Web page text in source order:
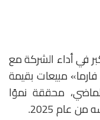
في أداء الشركة مع
مبيعات بقيمة
الماضي، محققة نموًا